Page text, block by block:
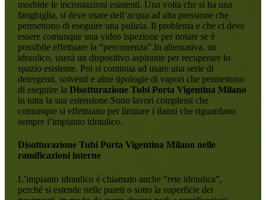
morbide le incrostazioni esistenti. Una volta che si ha una
fanghiglia, si deve usare dell’acqua ad alta pressione che
permettono di eseguire una pulizia. Il problema e che ci deve
essere comunque una video ispezione per notare se è
possibile effettuare la “percorrenza”.In alternativa, un
idraulico, userà un dispositivo aspirante per recuperare lo
spazio esistente. Poi si continua ad usare una serie di
detergenti, solventi e altre tipologie di vapori che permettono
di eseguire la Disotturazione Tubi Porta Vigentina Milano
in tutta la sua estensione.Sono lavori complessi che
comunque si effettuano per limitare i danni che riguardano
sempre l’impianto idraulico.
Disotturazione Tubi Porta Vigentina Milanonelle
ramificazioni interne
L’impianto idraulico è chiamato anche “rete idraulica”,
perché si estende nelle pareti o sotto la superficie dei